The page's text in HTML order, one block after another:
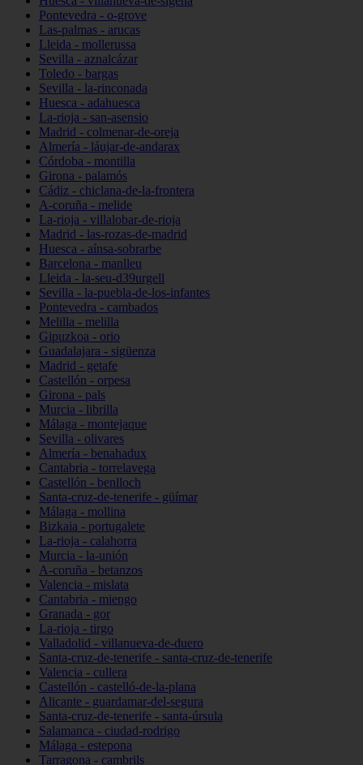
Pontevedra - o-grove
Las-palmas - arucas
Lleida - mollerussa
Sevilla - aznalcázar
Toledo - bargas
Sevilla - la-rinconada
Huesca - adahuesca
La-rioja - san-asensio
Madrid - colmenar-de-oreja
Almería - láujar-de-andarax
Córdoba - montilla
Girona - palamós
Cádiz - chiclana-de-la-frontera
A-coruña - melide
La-rioja - villalobar-de-rioja
Madrid - las-rozas-de-madrid
Huesca - aínsa-sobrarbe
Barcelona - manlleu
Lleida - la-seu-d39urgell
Sevilla - la-puebla-de-los-infantes
Pontevedra - cambados
Melilla - melilla
Gipuzkoa - orio
Guadalajara - sigüenza
Madrid - getafe
Castellón - orpesa
Girona - pals
Murcia - librilla
Málaga - montejaque
Sevilla - olivares
Almería - benahadux
Cantabria - torrelavega
Castellón - benlloch
Santa-cruz-de-tenerife - güímar
Málaga - mollina
Bizkaia - portugalete
La-rioja - calahorra
Murcia - la-unión
A-coruña - betanzos
Valencia - mislata
Cantabria - miengo
Granada - gor
La-rioja - tirgo
Valladolid - villanueva-de-duero
Santa-cruz-de-tenerife - santa-cruz-de-tenerife
Valencia - cullera
Castellón - castelló-de-la-plana
Alicante - guardamar-del-segura
Santa-cruz-de-tenerife - santa-úrsula
Salamanca - ciudad-rodrigo
Málaga - estepona
Tarragona - cambrils